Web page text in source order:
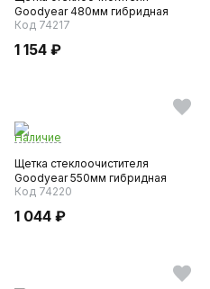
Goodyear 480мм гибридная
Код 74217
1 154 ₽
Наличие
Щетка стеклоочистителя
Goodyear 550мм гибридная
Код 74220
1 044 ₽